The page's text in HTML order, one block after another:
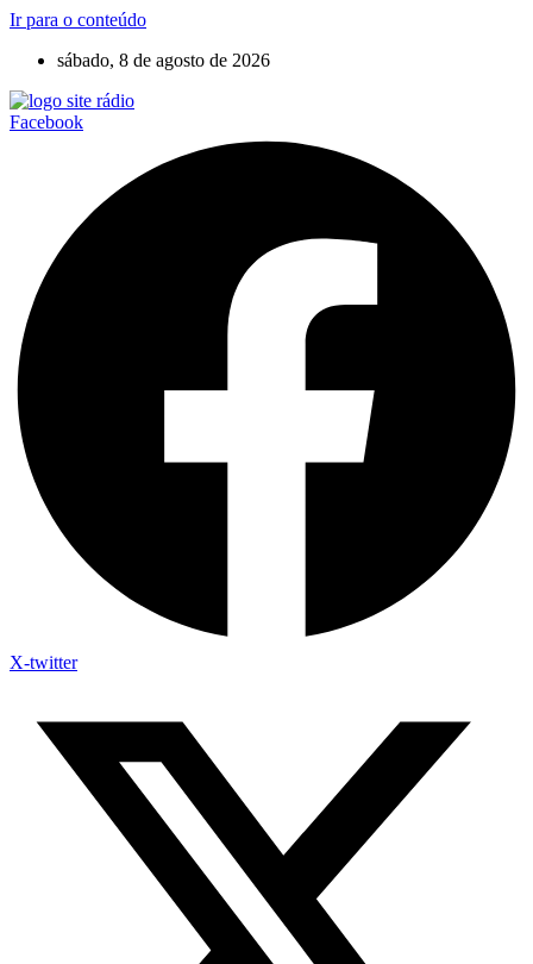
Ir para o conteúdo
sábado, 8 de agosto de 2026
Facebook
X-twitter